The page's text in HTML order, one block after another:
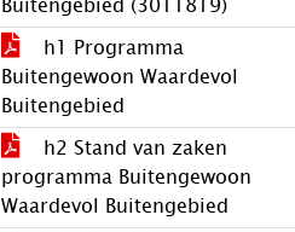
h1 Programma
Buitengewoon Waardevol
Buitengebied
h2 Stand van zaken
programma Buitengewoon
Waardevol Buitengebied